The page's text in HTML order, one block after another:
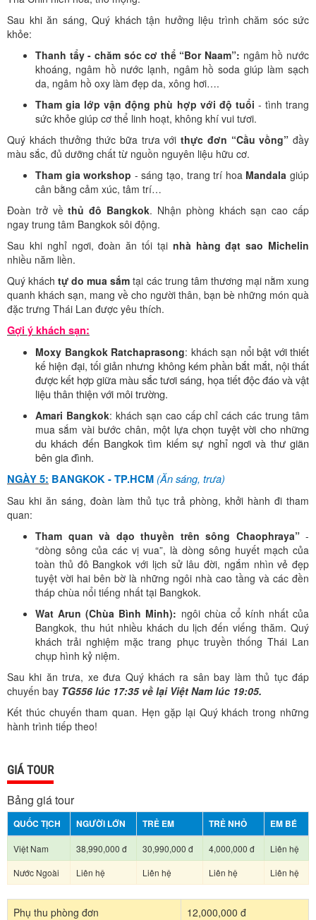
Sau khi ăn sáng, Quý khách tận hưởng liệu trình chăm sóc sức
khỏe:
Thanh tẩy - chăm sóc cơ thể “Bor Naam”: ngâm hồ nước
khoáng, ngâm hồ nước lạnh, ngâm hồ soda giúp làm sạch
da, ngâm hồ oxy làm đẹp da, xông hơi….
Tham gia lớp vận động phù hợp với độ tuổi - tình trang
sức khỏe giúp cơ thể linh hoạt, không khí vui tươi.
Quý khách thưởng thức bữa trưa vớithực đơn “Cầu vồng” đầy
màu sắc, đủ dưỡng chất từ nguồn nguyên liệu hữu cơ.
Tham gia workshop - sáng tạo, trang trí hoa Mandala giúp
cân bằng cảm xúc, tâm trí…
Đoàn trở vềthủ đô Bangkok. Nhận phòng khách sạn cao cấp
ngay trung tâm Bangkok sôi động.
Sau khi nghỉ ngơi, đoàn ăn tối tại nhà hàng đạt sao Michelin
nhiều năm liền.
Quý kháchtự do mua sắm tại các trung tâm thương mại nằm xung
quanh khách sạn, mang về cho người thân, bạn bè những món quà
đặc trưng Thái Lan được yêu thích.
Gợi ý khách sạn:
Moxy Bangkok Ratchaprasong: khách sạn nổi bật với thiết
kế hiện đại, tối giản nhưng không kém phần bắt mắt, nội thất
được kết hợp giữa màu sắc tươi sáng, họa tiết độc đáo và vật
liệu thân thiện với môi trường.
Amari Bangkok: khách sạn cao cấp chỉ cách các trung tâm
mua sắm vài bước chân, một lựa chọn tuyệt vời cho những
du khách đến Bangkok tìm kiếm sự nghỉ ngơi và thư giãn
bên gia đình.
NGÀY 5: BANGKOK - TP.HCM (Ăn sáng, trưa)
Sau khi ăn sáng, đoàn làm thủ tục trả phòng, khởi hành đi tham
quan:
Tham quan và dạo thuyền trên sông Chaophraya” -
“dòng sông của các vị vua”, là dòng sông huyết mạch của
toàn thủ đô Bangkok với lịch sử lâu đời, ngắm nhìn vẻ đẹp
tuyệt vời hai bên bờ là những ngôi nhà cao tầng và các đền
tháp chùa nổi tiếng nhất tại Bangkok.
Wat Arun (Chùa Bình Minh): ngôi chùa cổ kính nhất của
Bangkok, thu hút nhiều khách du lịch đến viếng thăm. Quý
khách trải nghiệm mặc trang phục truyền thống Thái Lan
chụp hình kỷ niệm.
Sau khi ăn trưa, xe đưa Quý khách ra sân bay làm thủ tục đáp
chuyến bay TG556 lúc 17:35 về lại Việt Nam lúc 19:05.
Kết thúc chuyến tham quan. Hẹn gặp lại Quý khách trong những
hành trình tiếp theo!
GIÁ TOUR
Bảng giá tour
QUỐC TỊCH NGƯỜI LỚN TRẺ EM TRẺ NHỎ EM BÉ
Việt Nam 38,990,000 đ 30,990,000 đ 4,000,000 đ
Liên hệ
Nước Ngoài
Liên hệ Liên hệ Liên hệ Liên hệ
Phụ thu phòng đơn 12,000,000 đ